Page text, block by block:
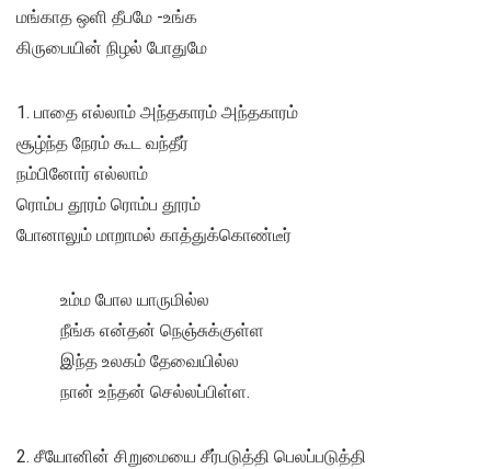
மங்காத ஒளி தீபமே -உங்க
கிருபையின் நிழல் போதுமே
1. பாதை எல்லாம் அந்தகாரம் அந்தகாரம்
சூழ்ந்த நேரம் கூட வந்தீர்
நம்பினோர் எல்லாம்
ரொம்ப தூரம் ரொம்ப தூரம்
போனாலும் மாறாமல் காத்துக்கொண்டீர்
உம்ம போல யாருமில்ல
நீங்க என்தன் நெஞ்சுக்குள்ள
இந்த உலகம் தேவையில்ல
நான் உந்தன் செல்லப்பிள்ள.
2. சீயோனின் சிறுமையை சீர்படுத்தி பெலப்படுத்தி